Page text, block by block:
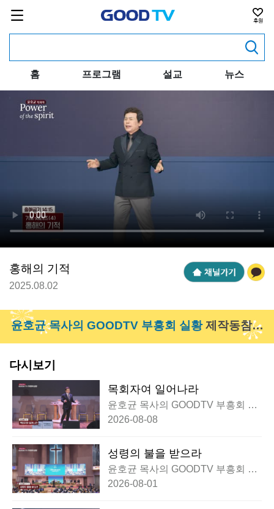
홈 프로그램 설교 뉴스
홍해의 기적
2025.08.02
윤호균 목사의 GOODTV 부흥회 실황제작동참하
다시보기
목회자여 일어나라
윤호균 목사의 GOODTV 부흥회 실
황
2026-08-08
성령의 불을 받으라
윤호균 목사의 GOODTV 부흥회 실
황
2026-08-01